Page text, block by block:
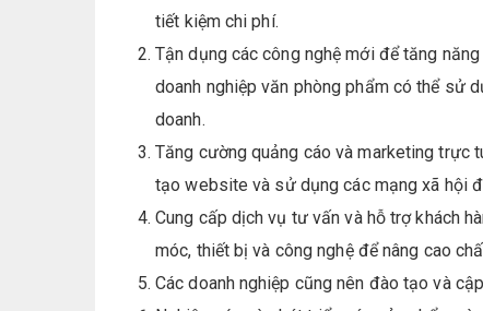
tiết kiệm chi phí.
Tận dụng các công nghệ mới để tăng
doanh nghiệp văn phòng phẩm có thể sử
doanh.
Tăng cường quảng cáo và marketing trực
tạo website và sử dụng các mạng xã hội
Cung cấp dịch vụ tư vấn và hỗ trợ khách
móc, thiết bị và công nghệ để nâng cao
Các doanh nghiệp cũng nên đào tạo và